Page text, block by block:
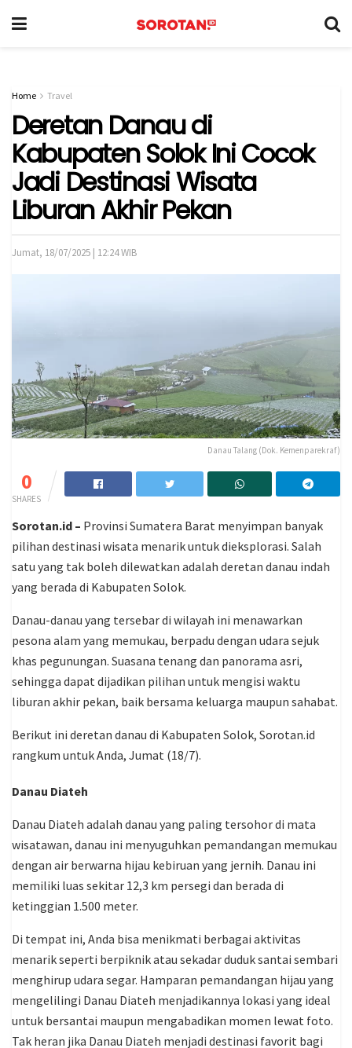
Home Travel
Deretan Danau di
Kabupaten Solok Ini Cocok
Jadi Destinasi Wisata
Liburan Akhir Pekan
Jumat, 18/07/2025 | 12:24 WIB
Danau Talang (Dok. Kemenparekraf)
0
SHARES
Sorotan.id – Provinsi Sumatera Barat menyimpan banyak
pilihan destinasi wisata menarik untuk dieksplorasi. Salah
satu yang tak boleh dilewatkan adalah deretan danau indah
yang berada di Kabupaten Solok.
Danau-danau yang tersebar di wilayah ini menawarkan
pesona alam yang memukau, berpadu dengan udara sejuk
khas pegunungan. Suasana tenang dan panorama asri,
sehingga dapat dijadikan pilihan untuk mengisi waktu
liburan akhir pekan, baik bersama keluarga maupun sahabat.
Berikut ini deretan danau di Kabupaten Solok, Sorotan.id
rangkum untuk Anda, Jumat (18/7).
Danau Diateh
Danau Diateh adalah danau yang paling tersohor di mata
wisatawan, danau ini menyuguhkan pemandangan memukau
dengan air berwarna hijau kebiruan yang jernih. Danau ini
memiliki luas sekitar 12,3 km persegi dan berada di
ketinggian 1.500 meter.
Di tempat ini, Anda bisa menikmati berbagai aktivitas
menarik seperti berpiknik atau sekadar duduk santai sembari
menghirup udara segar. Hamparan pemandangan hijau yang
mengelilingi Danau Diateh menjadikannya lokasi yang ideal
untuk bersantai maupun mengabadikan momen lewat foto.
Tak heran jika Danau Diateh menjadi destinasi favorit bagi